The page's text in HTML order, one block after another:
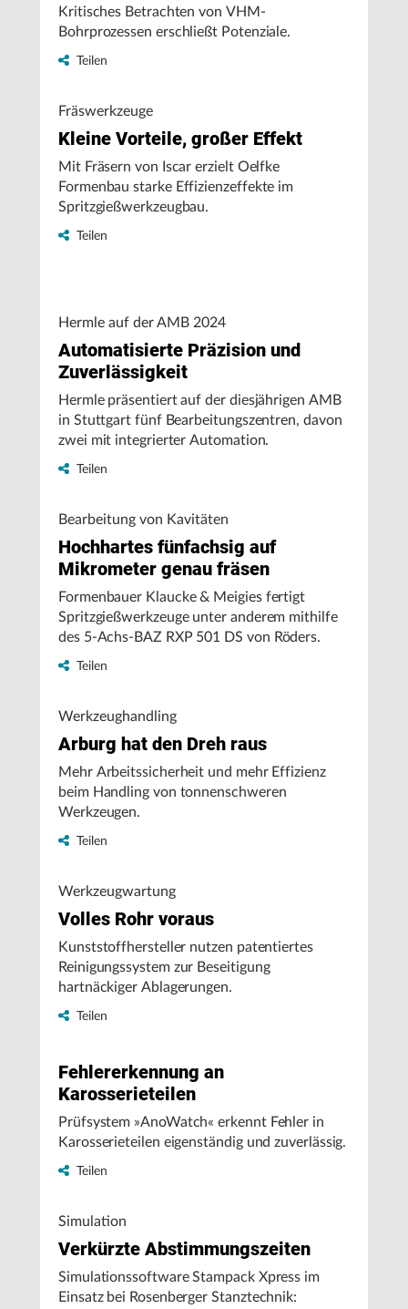
Kritisches Betrachten von VHM-
Bohrprozessen erschließt Potenziale.
Teilen
Fräswerkzeuge
Kleine Vorteile, großer Effekt
Mit Fräsern von Iscar erzielt Oelfke
Formenbau starke Effizienzeffekte im
Spritzgießwerkzeugbau.
Teilen
Hermle auf der AMB 2024
Automatisierte Präzision und
Zuverlässigkeit
Hermle präsentiert auf der diesjährigen AMB
in Stuttgart fünf Bearbeitungszentren, davon
zwei mit integrierter Automation.
Teilen
Bearbeitung von Kavitäten
Hochhartes fünfachsig auf
Mikrometer genau fräsen
Formenbauer Klaucke & Meigies fertigt
Spritzgießwerkzeuge unter anderem mithilfe
des 5-Achs-BAZ RXP 501 DS von Röders.
Teilen
Werkzeughandling
Arburg hat den Dreh raus
Mehr Arbeitssicherheit und mehr Effizienz
beim Handling von tonnenschweren
Werkzeugen.
Teilen
Werkzeugwartung
Volles Rohr voraus
Kunststoffhersteller nutzen patentiertes
Reinigungssystem zur Beseitigung
hartnäckiger Ablagerungen.
Teilen
Fehlererkennung an
Karosserieteilen
Prüfsystem »AnoWatch« erkennt Fehler in
Karosserieteilen eigenständig und zuverlässig.
Teilen
Simulation
Verkürzte Abstimmungszeiten
Simulationssoftware Stampack Xpress im
Einsatz bei Rosenberger Stanztechnik: